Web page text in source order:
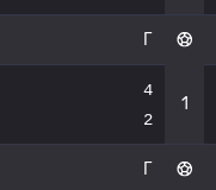
Г
4
2
1
Г